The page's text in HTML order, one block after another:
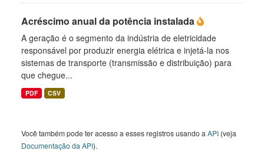
Acréscimo anual da potência instalada
A geração é o segmento da indústria de eletricidade
responsável por produzir energia elétrica e injetá-la nos
sistemas de transporte (transmissão e distribuição) para
que chegue...
PDF CSV
Você também pode ter acesso a esses registros usando a API (veja
Documentação da API).